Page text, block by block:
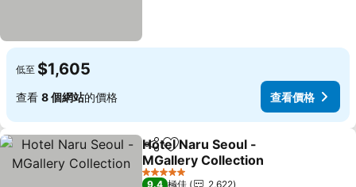
低至 $1,605
查看 8 個網站的價格 查看價格
分享 放到收藏夾
Hotel Naru Seoul -
MGallery Collection
查看價格
5 星級
9.4 極佳
2,622